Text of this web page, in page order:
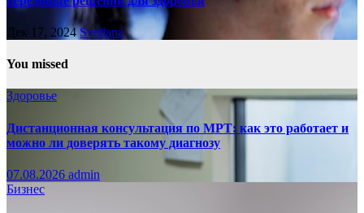
Дек 17, 2024Svetlana
You missed
Здоровье
Дистанционная консультация по МРТ: как это работает и
можно ли доверять такому диагнозу
07.08.2026 admin
Бизнес